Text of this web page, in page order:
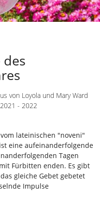
des
von Loyola und Mary Ward
- 2022
lateinischen "noveni"
eine aufeinanderfolgende
Tagen
Fürbitten enden. Es gibt
gleiche Gebet gebetet
Impulse